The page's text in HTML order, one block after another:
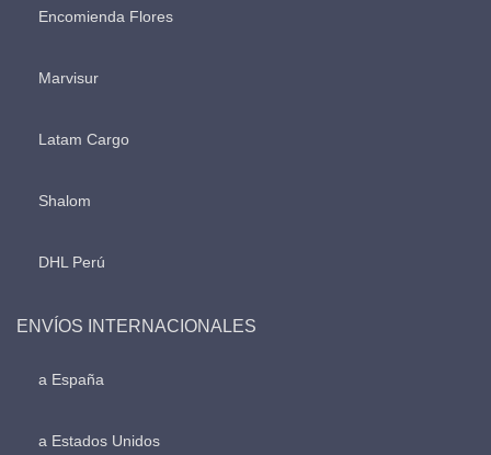
Encomienda Flores
Marvisur
Latam Cargo
Shalom
DHL Perú
ENVÍOS INTERNACIONALES
a España
a Estados Unidos